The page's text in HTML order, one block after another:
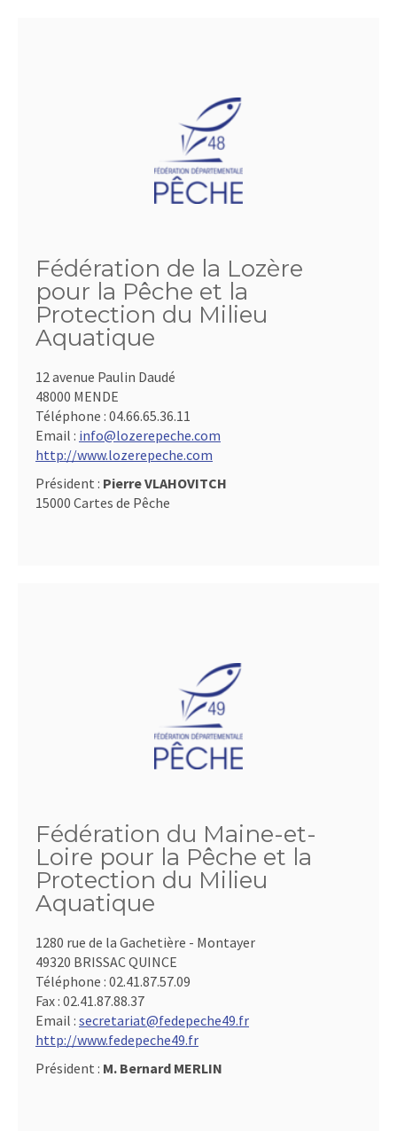
Fédération de la Lozère
pour la Pêche et la
Protection du Milieu
Aquatique
12 avenue Paulin Daudé
48000 MENDE
Téléphone : 04.66.65.36.11
Email : info@lozerepeche.com
http://www.lozerepeche.com
Président : Pierre VLAHOVITCH
15000 Cartes de Pêche
Fédération du Maine-et-
Loire pour la Pêche et la
Protection du Milieu
Aquatique
1280 rue de la Gachetière - Montayer
49320 BRISSAC QUINCE
Téléphone : 02.41.87.57.09
Fax : 02.41.87.88.37
Email : secretariat@fedepeche49.fr
http://www.fedepeche49.fr
Président : M. Bernard MERLIN